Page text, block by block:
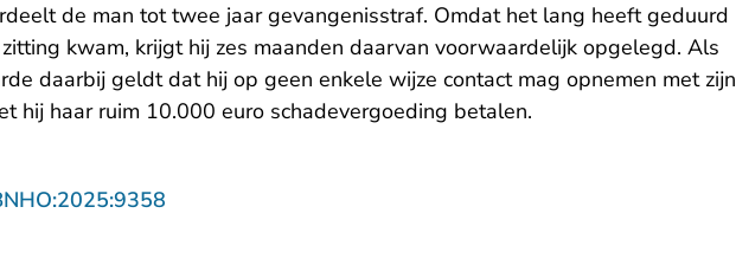
de man tot twee jaar gevangenisstraf. Omdat het lang heeft geduurd
kwam, krijgt hij zes maanden daarvan voorwaardelijk opgelegd. Als
daarbij geldt dat hij op geen enkele wijze contact mag opnemen met zijn
hij haar ruim 10.000 euro schadevergoeding betalen.